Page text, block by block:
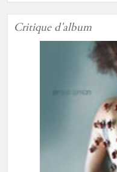
Critique d'album